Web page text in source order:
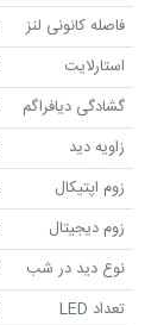
فاصله کانونی لنز
استارلایت
گشادگی دیافراگم
زاویه دید
زوم اپتیکال
زوم دیجیتال
نوع دید در شب
تعداد LED